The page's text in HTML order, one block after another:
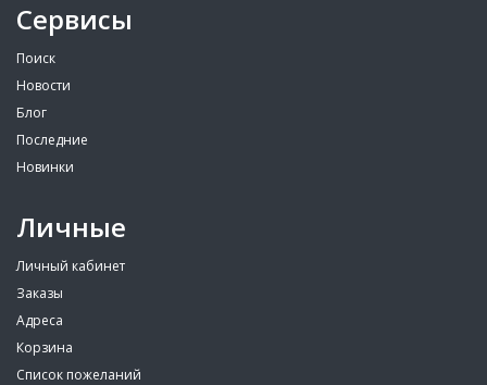
Сервисы
Поиск
Новости
Блог
Последние
Новинки
Личные
Личный кабинет
Заказы
Адреса
Корзина
Список пожеланий